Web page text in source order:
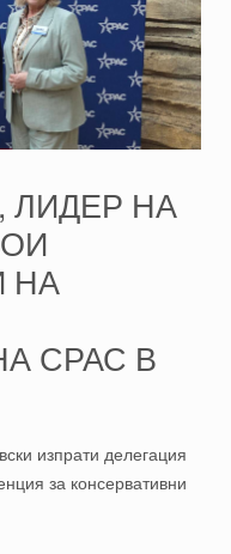
ЛИДЕР НА
НА
СРАС В
изпрати делегация
за консервативни